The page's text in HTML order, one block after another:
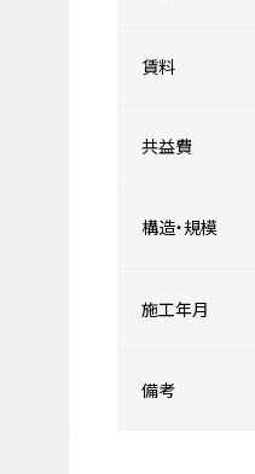
賃料
共益費
構造・規模
施工年月
備考